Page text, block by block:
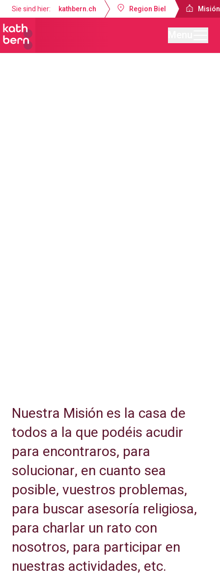
Sie sind hier: kathbern.ch Region Biel
Nuestra Misión es la casa de
todos a la que podéis acudir
para encontraros, para
solucionar, en cuanto sea
posible, vuestros problemas,
para buscar asesoría religiosa,
para charlar un rato con
nosotros, para participar en
nuestras actividades, etc.